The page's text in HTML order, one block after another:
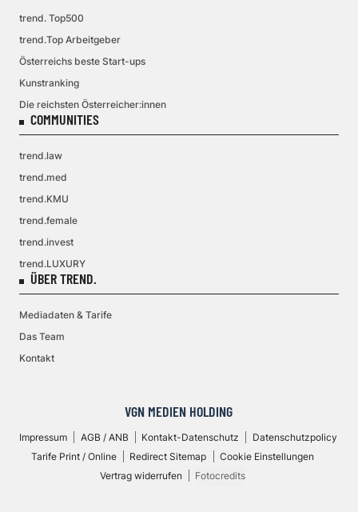
trend. Top500
trend.Top Arbeitgeber
Österreichs beste Start-ups
Kunstranking
Die reichsten Österreicher:innen
COMMUNITIES
trend.law
trend.med
trend.KMU
trend.female
trend.invest
trend.LUXURY
ÜBER TREND.
Mediadaten & Tarife
Das Team
Kontakt
VGN MEDIEN HOLDING
Impressum AGB / ANB Kontakt-Datenschutz
Datenschutzpolicy
Tarife Print / Online
Redirect Sitemap
Cookie Einstellungen
Vertrag widerrufen
Fotocredits